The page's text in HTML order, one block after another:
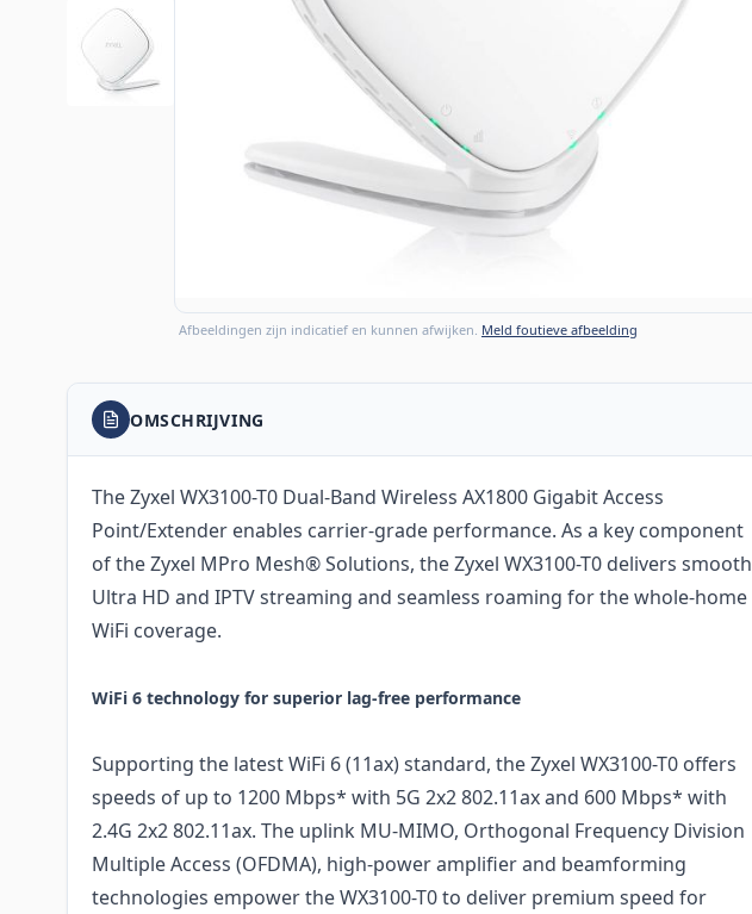
Afbeeldingen zijn indicatief en kunnen afwijken. Meld foutieve afbeelding
OMSCHRIJVING
The Zyxel WX3100-T0 Dual-Band Wireless AX1800 Gigabit Access
Point/Extender enables carrier-grade performance. As a key component
of the Zyxel MPro Mesh® Solutions, the Zyxel WX3100-T0 delivers smooth
Ultra HD and IPTV streaming and seamless roaming for the whole-home
WiFi coverage.
WiFi 6 technology for superior lag-free performance
Supporting the latest WiFi 6 (11ax) standard, the Zyxel WX3100-T0 offers
speeds of up to 1200 Mbps* with 5G 2x2 802.11ax and 600 Mbps* with
2.4G 2x2 802.11ax. The uplink MU-MIMO, Orthogonal Frequency Division
Multiple Access (OFDMA), high-power amplifier and beamforming
technologies empower the WX3100-T0 to deliver premium speed for